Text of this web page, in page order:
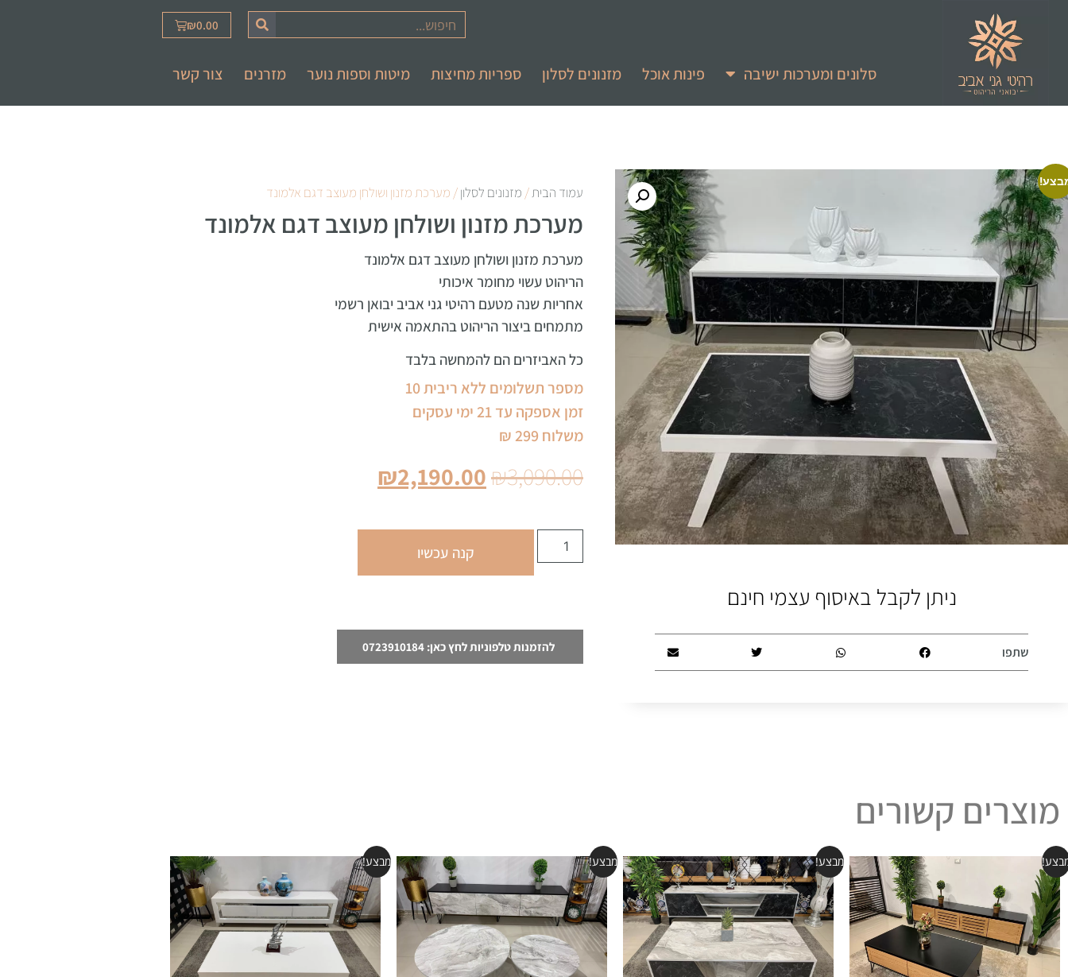
₪0.00
סלונים ומערכות ישיבה פינות אוכל מזנונים לסלון ספריות מחיצות מיטות וספות נוער מזרנים צור קשר
ניתן לקבל באיסוף עצמי חינם
שתפו
עמוד הבית/ מזנונים לסלון/ מערכת מזנון ושולחן מעוצב דגם אלמונד
מערכת מזנון ושולחן מעוצב דגם אלמונד
מערכת מזנון ושולחן מעוצב דגם אלמונד
הריהוט עשוי מחומר איכותי
אחריות שנה מטעם רהיטי גני אביב יבואן רשמי
מתמחים ביצור הריהוט בהתאמה אישית
כל האביזרים הם להמחשה בלבד
מספר תשלומים ללא ריבית 10
זמן אספקה עד 21 ימי עסקים
משלוח 299 ₪
₪3,090.00
₪2,190.00
קנה עכשיו
להזמנות טלפוניות לחץ כאן: 0723910184
מוצרים קשורים
מבצע! מבצע! מבצע!